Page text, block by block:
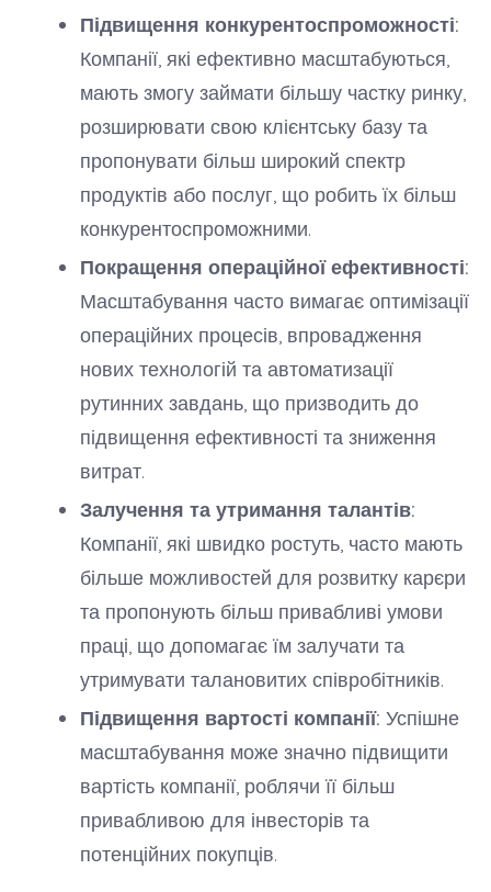
Підвищення конкурентоспроможності:
Компанії, які ефективно масштабуються,
мають змогу займати більшу частку ринку,
розширювати свою клієнтську базу та
пропонувати більш широкий спектр
продуктів або послуг, що робить їх більш
конкурентоспроможними.
Покращення операційної ефективності:
Масштабування часто вимагає оптимізації
операційних процесів, впровадження
нових технологій та автоматизації
рутинних завдань, що призводить до
підвищення ефективності та зниження
витрат.
Залучення та утримання талантів:
Компанії, які швидко ростуть, часто мають
більше можливостей для розвитку карєри
та пропонують більш привабливі умови
праці, що допомагає їм залучати та
утримувати талановитих співробітників.
Підвищення вартості компанії: Успішне
масштабування може значно підвищити
вартість компанії, роблячи її більш
привабливою для інвесторів та
потенційних покупців.